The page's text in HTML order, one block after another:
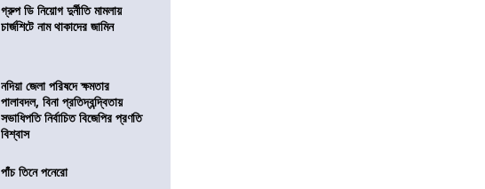
গ্রুপ ডি নিয়োগ দুর্নীতি মামলায়
চার্জশিটে নাম থাকাদের জামিন
নদিয়া জেলা পরিষদে ক্ষমতার
পালাবদল, বিনা প্রতিদ্বন্দ্বিতায়
সভাধিপতি নির্বাচিত বিজেপির প্রণতি
বিশ্বাস
পাঁচ তিনে পনেরো